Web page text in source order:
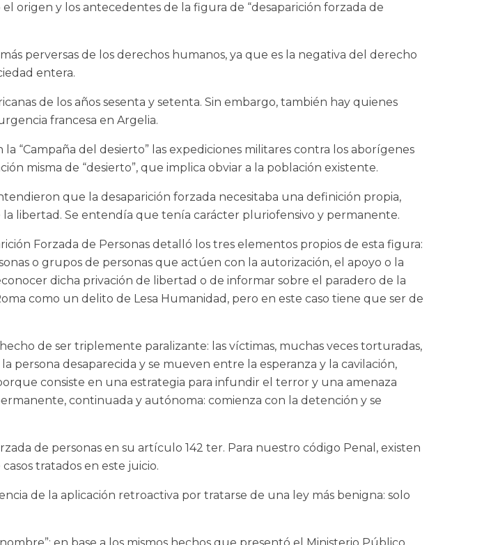
origen y los antecedentes de la figura de “desaparición forzada de
perversas de los derechos humanos, ya que es la negativa del derecho
entera.
de los años sesenta y setenta. Sin embargo, también hay quienes
francesa en Argelia.
“Campaña del desierto” las expediciones militares contra los aborígenes
misma de “desierto”, que implica obviar a la población existente.
que la desaparición forzada necesitaba una definición propia,
libertad. Se entendía que tenía carácter pluriofensivo y permanente.
Forzada de Personas detalló los tres elementos propios de esta figura:
o grupos de personas que actúen con la autorización, el apoyo o la
dicha privación de libertad o de informar sobre el paradero de la
como un delito de Lesa Humanidad, pero en este caso tiene que ser de
de ser triplemente paralizante: las víctimas, muchas veces torturadas,
persona desaparecida y se mueven entre la esperanza y la cavilación,
consiste en una estrategia para infundir el terror y una amenaza
continuada y autónoma: comienza con la detención y se
de personas en su artículo 142 ter. Para nuestro código Penal, existen
tratados en este juicio.
de la aplicación retroactiva por tratarse de una ley más benigna: solo